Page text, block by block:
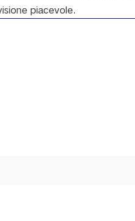
piacevole.